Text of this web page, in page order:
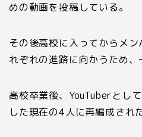
めの動画を投稿している。
その後高校に入ってからメン
れぞれの進路に向かうため、
高校卒業後、 YouTuberとし
した現在の4人に再編成された